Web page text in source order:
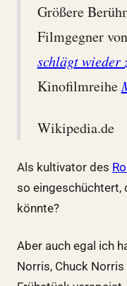
Größere
Filmgegner von
schlägt wieder
Kinofilmreihe
Wikipedia.de
Als kultivator des
so eingeschüchtert,
könnte?
Aber auch egal ich
Norris, Chuck